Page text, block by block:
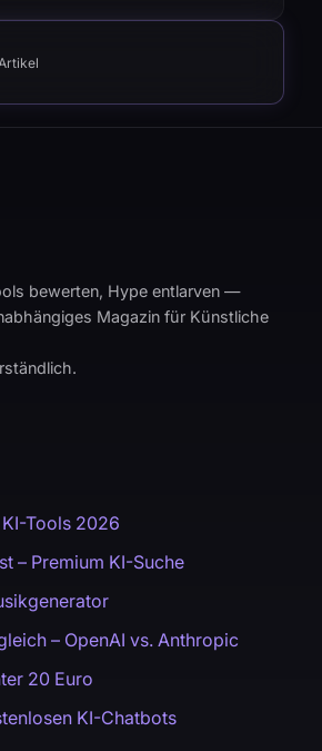
bewerten, Hype entlarven —
Magazin für Künstliche
Tools 2026
– Premium KI-Suche
– OpenAI vs. Anthropic
20 Euro
KI-Chatbots